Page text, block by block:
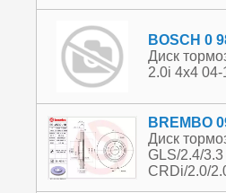
BOSCH 0
Диск
2.0i 4x4
BREMBO
Диск
GLS/2.4/
CRDi/2.0/